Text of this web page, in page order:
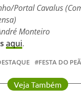
Portal Cavalus
Monteiro
aqui.
FESTA DO
Veja Também